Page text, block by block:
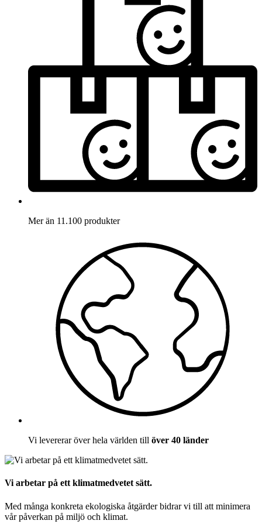
Mer än 11.100 produkter
Vi levererar över hela världen till över 40 länder
Vi arbetar på ett klimatmedvetet sätt.
Med många konkreta ekologiska åtgärder bidrar vi till att minimera
vår påverkan på miljö och klimat.